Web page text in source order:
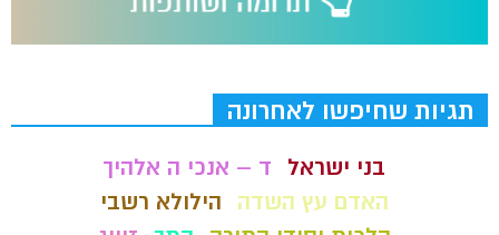
תגיות שחיפשו לאחרונה
בני ישראל
ד – אנכי ה אלהיך
האדם עץ השדה
הילולא רשבי